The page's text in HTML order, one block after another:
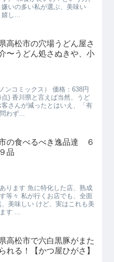
いの多い私が選ぶ、美味い
し...
高松市の穴場うどん屋さ
〜うどん処さぬきや、小
ンコミックス） 価格：638円
点) 香川県と言えば当然、うど
さんが減ったとはいえ、「有
わず...
の食べるべき逸品達 ６
品
ります 魚に特化した店、熟成
等々 私が行くお店でも、全面
美味しい けど、実はこれも美
す ...
高松市で六白黒豚がまた
れる！【かつ屋ひがさ】